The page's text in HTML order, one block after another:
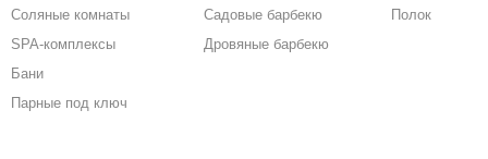
Соляные комнаты
SPA-комплексы
Бани
Парные под ключ
Садовые барбекю
Дровяные барбекю
Полок